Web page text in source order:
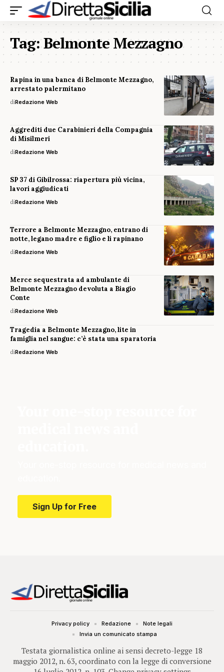
Tag:Belmonte Mezzagno
Rapina in una banca di Belmonte Mezzagno,
arrestato palermitano
diRedazione Web
Aggrediti due Carabinieri della Compagnia
di Misilmeri
diRedazione Web
SP 37 di Gibilrossa: riapertura più vicina,
lavori aggiudicati
diRedazione Web
Terrore a Belmonte Mezzagno, entrano di
notte, legano madre e figlio e li rapinano
diRedazione Web
Merce sequestrata ad ambulante di
Belmonte Mezzagno devoluta a Biagio
Conte
diRedazione Web
Tragedia a Belmonte Mezzagno, lite in
famiglia nel sangue: c’è stata una sparatoria
diRedazione Web
Sign Up for Free
Testata giornalistica online ai sensi decreto-legge 18
maggio 2012, n. 63, coordinato con la legge di conversione
Privacy policy Redazione
Note legali
Invia un comunicato stampa